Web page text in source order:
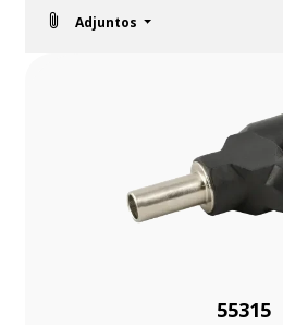
Adjuntos
55315